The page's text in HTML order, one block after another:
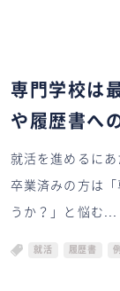
専門学校は
や履歴書へ
就活を進めるに
卒業済みの方は
うか？」と悩む...
就活 履歴書